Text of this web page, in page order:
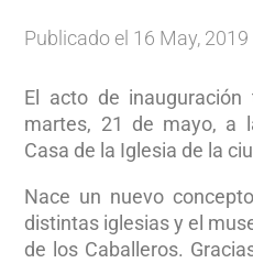
Publicado el 16 May, 2019
El acto de
martes, 21 de mayo, a
Casa de la Iglesia de la
Nace un nuevo
distintas iglesias y el
de los Caballeros.